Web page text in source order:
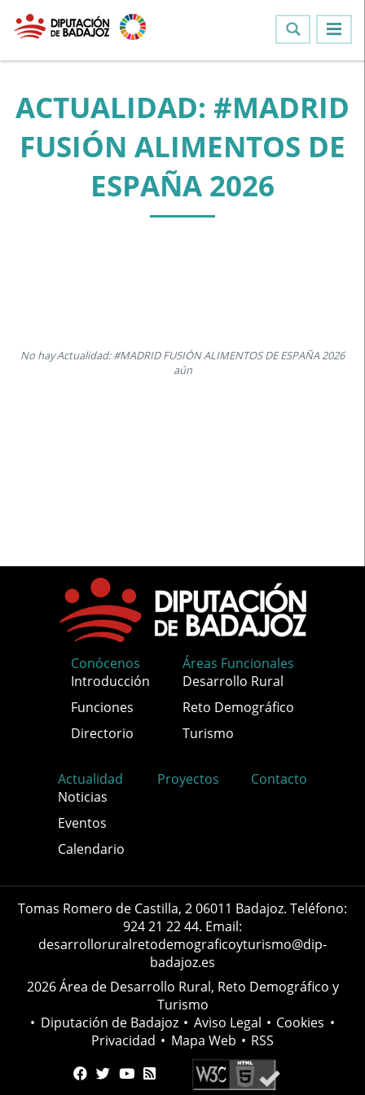
ACTUALIDAD: #MADRID
FUSIÓN ALIMENTOS DE
ESPAÑA 2026
No hay Actualidad: #MADRID FUSIÓN ALIMENTOS DE ESPAÑA 2026
aún
Conócenos
Introducción
Funciones
Directorio
Áreas Funcionales
Desarrollo Rural
Reto Demográfico
Turismo
Actualidad
Noticias
Eventos
Calendario
Proyectos Contacto
Tomas Romero de Castilla, 2 06011 Badajoz. Teléfono:
924 21 22 44. Email:
desarrolloruralretodemograficoyturismo@dip-
badajoz.es
2026 Área de Desarrollo Rural, Reto Demográfico y
Turismo
• Diputación de Badajoz • Aviso Legal • Cookies •
Privacidad • Mapa Web • RSS